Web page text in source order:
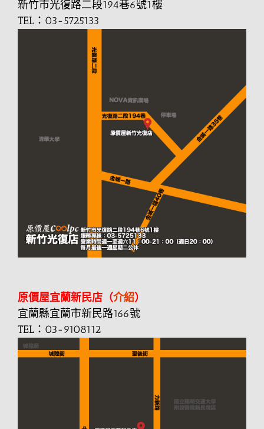
新竹市光復路二段194巷6號1樓
TEL：03-5725133
原價屋宜蘭新民店（介紹）
宜蘭縣宜蘭市新民路166號
TEL：03-9108112